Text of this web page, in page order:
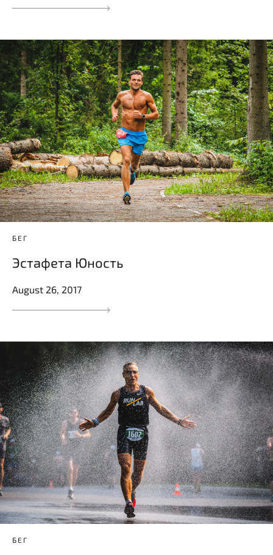
БЕГ
Эстафета Юность
August 26, 2017
БЕГ